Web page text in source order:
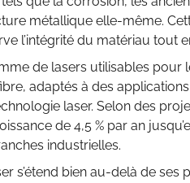
métallique elle-même.
l’intégrité du matériau tout
de lasers utilisables pour
adaptés à des
laser. Selon des
de 4,5 % par an
industrielles.
s’étend bien au-delà de ses